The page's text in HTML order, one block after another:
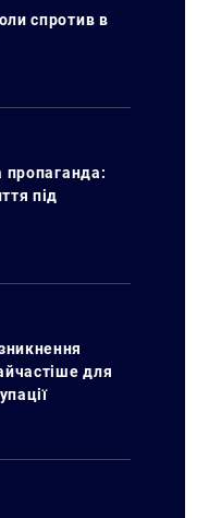
спротив в
пропаганда:
під
для